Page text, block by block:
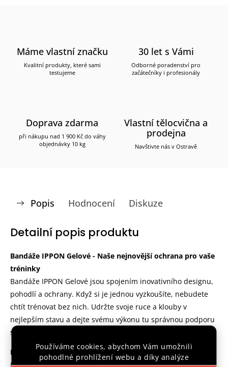
Používáme cookies, abychom Vám umožnili
pohodlné prohlížení webu a díky analýze
Máme vlastní značku
Kvalitní produkty, které sami
testujeme
30 let s Vámi
Odborné poradenství pro
začátečníky i profesionály
Doprava zdarma
při nákupu nad 1 900 Kč do váhy
objednávky 10 kg
Vlastní tělocvična a
prodejna
Navštivte nás v Ostravě
Popis Hodnocení Diskuze
Detailní popis produktu
Bandáže IPPON Gelové - Naše nejnovější ochrana pro vaše
tréninky
Bandáže IPPON Gelové jsou spojením inovativního designu,
pohodlí a ochrany. Když si je jednou vyzkoušíte, nebudete
chtít trénovat bez nich. Udržte svoje ruce a klouby v
nejlepším stavu a dejte svému výkonu tu správnou podporu
s těmito bandážemi.
Materiál :Naše bandáže jsou vyrobeny zelastanu a gelu
Díky této kombinaci vám bandáže dokážou poskytnout